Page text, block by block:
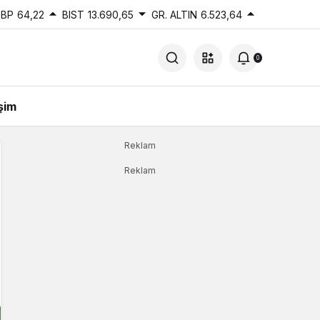
64,22 BIST 13.690,65 GR. ALTIN 6.523,64
0
Reklam
Reklam